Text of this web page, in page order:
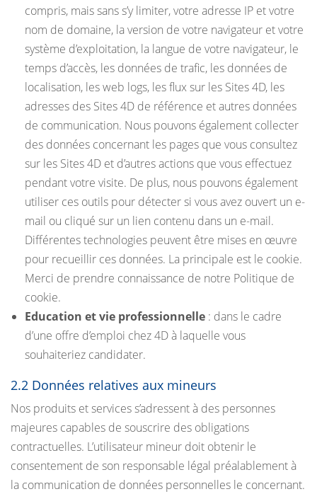
compris, mais sans s’y limiter, votre adresse IP et votre
nom de domaine, la version de votre navigateur et votre
système d’exploitation, la langue de votre navigateur, le
temps d’accès, les données de trafic, les données de
localisation, les web logs, les flux sur les Sites 4D, les
adresses des Sites 4D de référence et autres données
de communication. Nous pouvons également collecter
des données concernant les pages que vous consultez
sur les Sites 4D et d’autres actions que vous effectuez
pendant votre visite. De plus, nous pouvons également
utiliser ces outils pour détecter si vous avez ouvert un e-
mail ou cliqué sur un lien contenu dans un e-mail.
Différentes technologies peuvent être mises en œuvre
pour recueillir ces données. La principale est le cookie.
Merci de prendre connaissance de notre Politique de
cookie.
Education et vie professionnelle : dans le cadre
d’une offre d’emploi chez 4D à laquelle vous
souhaiteriez candidater.
2.2 Données relatives aux mineurs
Nos produits et services s’adressent à des personnes
majeures capables de souscrire des obligations
contractuelles. L’utilisateur mineur doit obtenir le
consentement de son responsable légal préalablement à
la communication de données personnelles le concernant.